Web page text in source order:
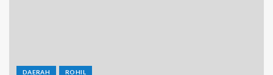
DAERAH ROHIL